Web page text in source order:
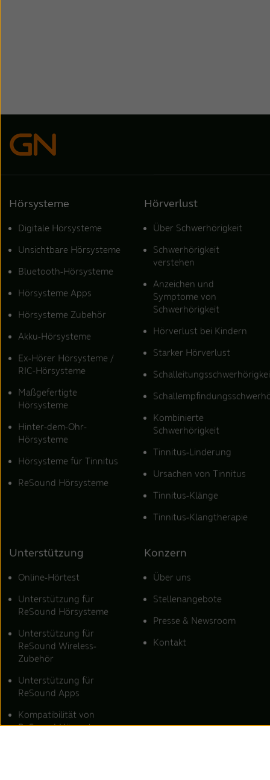
Hörsysteme
Digitale Hörsysteme
Unsichtbare Hörsysteme
Bluetooth-Hörsysteme
Hörsysteme Apps
Hörsysteme Zubehör
Akku-Hörsysteme
Ex-Hörer Hörsysteme /
RIC-Hörsysteme
Maßgefertigte
Hörsysteme
Hinter-dem-Ohr-
Hörsysteme
Hörsysteme für Tinnitus
ReSound Hörsysteme
Hörverlust
Über Schwerhörigkeit
Schwerhörigkeit
verstehen
Anzeichen und
Symptome von
Schwerhörigkeit
Hörverlust bei Kindern
Starker Hörverlust
Kombinierte
Schwerhörigkeit
Tinnitus-Linderung
Ursachen von Tinnitus
Tinnitus-Klänge
Tinnitus-Klangtherapie
Unterstützung
Online-Hörtest
Unterstützung für
ReSound Hörsysteme
Unterstützung für
ReSound Wireless-
Zubehör
Unterstützung für
ReSound Apps
Kompatibilität von
ReSound-Hörsystemen
Konzern
Über uns
Stellenangebote
Presse & Newsroom
Kontakt